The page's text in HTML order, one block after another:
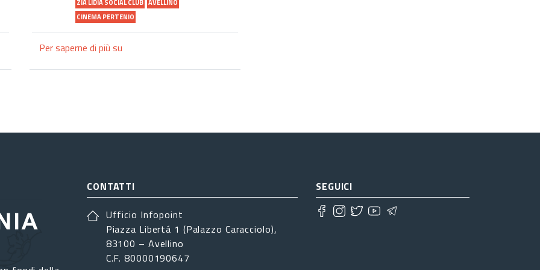
ZIA LIDIA SOCIAL CLUB AVELLINO
CINEMA PERTENIO
Per saperne di più su
grande
sala”
Cine
-
Teatro
Partenio
CONTATTI
Ufficio Infopoint
Piazza Libertá 1 (Palazzo Caracciolo),
83100 – Avellino
C.F. 80000190647
SEGUICI